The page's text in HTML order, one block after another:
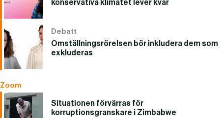
konservativa klimatet lever kvar
Debatt
Omställningsrörelsen bör inkludera dem som
exkluderas
Zoom
Situationen förvärras för
korruptionsgranskare i Zimbabwe